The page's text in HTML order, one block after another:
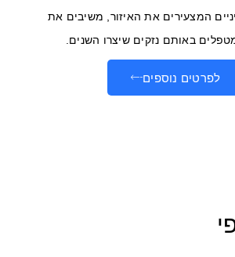
המצעירים את האיזור, משיבים את
באותם נזקים שיצרו השנים.
לפרטים נוספים